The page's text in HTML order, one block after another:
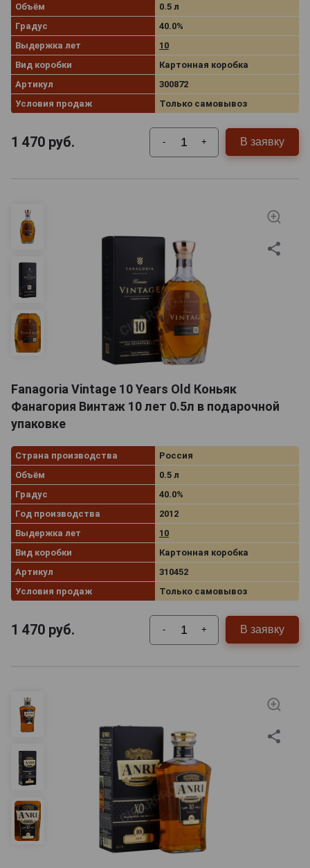
Объём
0.5 л
Градус
40.0%
Выдержка лет
10
Вид коробки
Картонная коробка
Артикул
300872
Условия продаж
Только самовывоз
1 470 руб. - + В заявку
Fanagoria Vintage 10 Years Old Коньяк
Фанагория Винтаж 10 лет 0.5л в подарочной
упаковке
Страна производства
Россия
Объём
0.5 л
Градус
40.0%
Год производства
2012
Выдержка лет
10
Вид коробки
Картонная коробка
Артикул
310452
Условия продаж
Только самовывоз
1 470 руб. - + В заявку